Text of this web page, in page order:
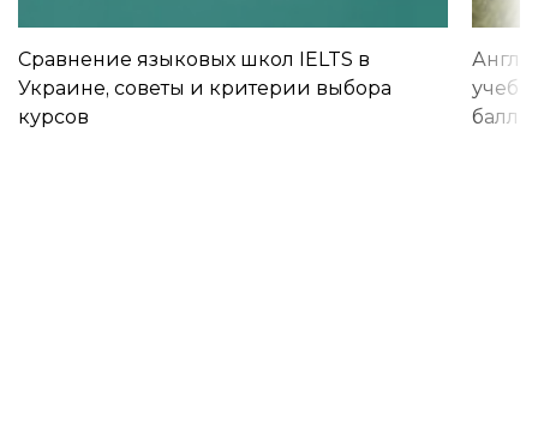
Сравнение языковых школ IELTS в
Украине, советы и критерии выбора
курсов
учебы
баллы